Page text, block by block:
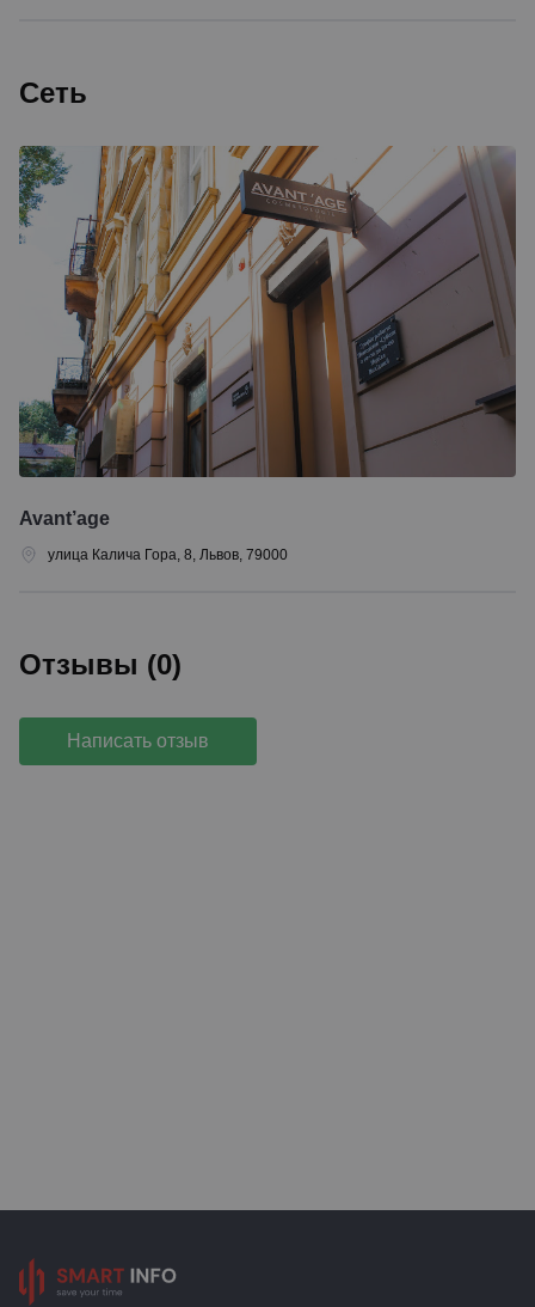
Сеть
Avant’age
улица Калича Гора, 8, Львов, 79000
Отзывы (0)
Написать отзыв